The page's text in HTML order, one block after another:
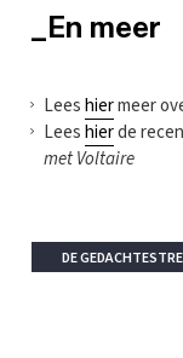
_En meer
Leeshiermeer
Leeshierde
met Voltaire
DE